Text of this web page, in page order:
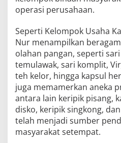
operasi perusahaan.
Seperti Kelompok Usaha
Nur menampilkan
olahan pangan, seperti
temulawak, sari komplit,
teh kelor, hingga kapsul
juga memamerkan aneka
antara lain keripik pisang,
disko, keripik singkong,
telah menjadi sumber
masyarakat setempat.